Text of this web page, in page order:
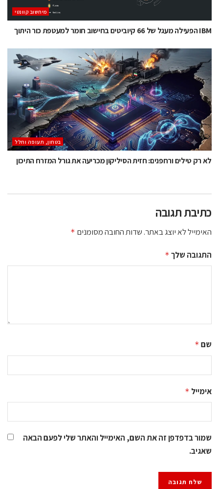
מיחשוב קוונטי
IBM הפעילה מעגל של 66 קיוביטים בחישוב חומר למעטפת כור היתוך
בטחון, תעופה וחלל
לא רק טילים ורחפנים: חזית הסיליקון מכריעה את גורל המזרח התיכון
כתיבת תגובה
האימייל לא יוצג באתר.שדות החובה מסומנים *
התגובה שלך *
שם *
אימייל *
שמור בדפדפן זה את השם, האימייל והאתר שלי לפעם הבאה
שאגיב.